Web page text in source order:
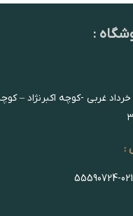
:
خرداد غربی -کوچه اکبرنژاد –
: